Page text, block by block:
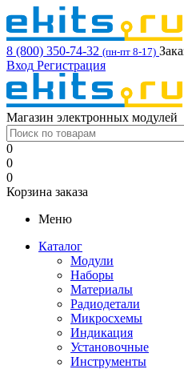
8 (800) 350-74-32 (пн-пт 8-17)
Вход Регистрация
Магазин электронных модулей
0
0
0
Корзина заказа
Меню
Каталог
Модули
Наборы
Материалы
Радиодетали
Микросхемы
Индикация
Установочные
Инструменты